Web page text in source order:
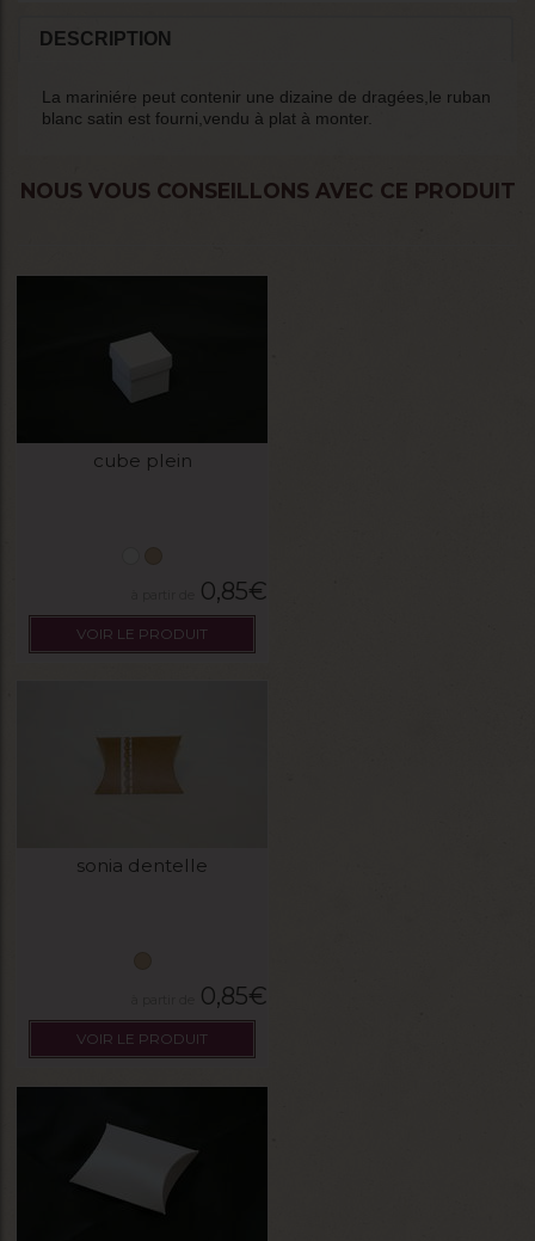
DESCRIPTION
La mariniére peut contenir une dizaine de dragées,le ruban
blanc satin est fourni,vendu à plat à monter.
NOUS VOUS CONSEILLONS AVEC CE PRODUIT
cube plein
0,85€
VOIR LE PRODUIT
sonia dentelle
0,85€
VOIR LE PRODUIT